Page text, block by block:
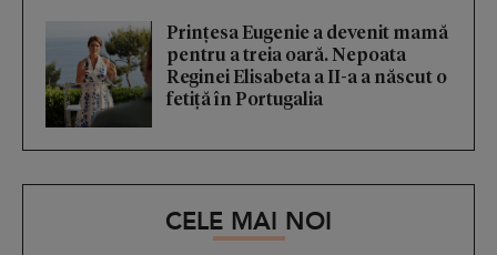
Prințesa Eugenie a devenit mamă
pentru a treia oară. Nepoata
Reginei Elisabeta a II-a a născut o
fetiță în Portugalia
CELE MAI NOI